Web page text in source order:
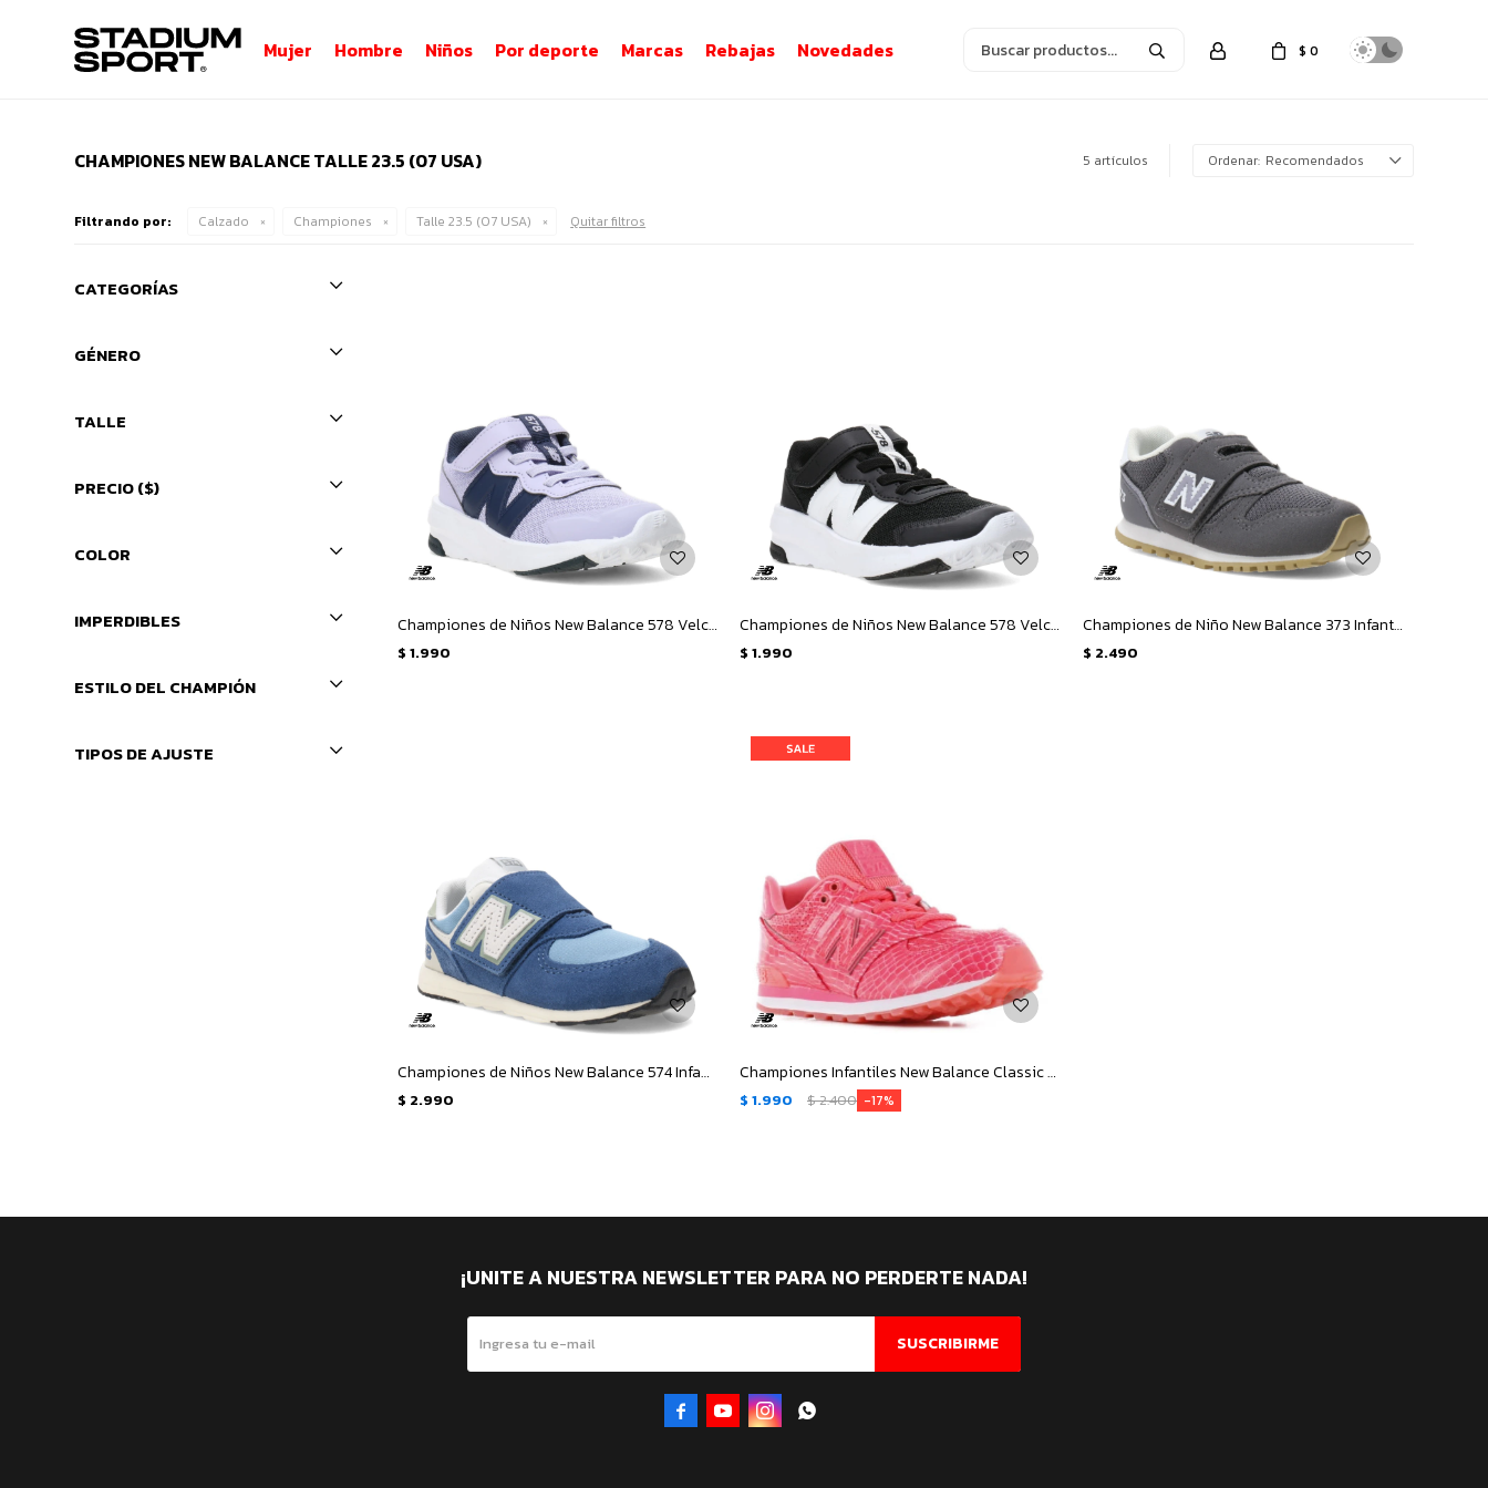
Mujer Hombre Niños Por deporte Marcas Rebajas Novedades $ 0
CHAMPIONES NEW BALANCE TALLE 23.5 (07 USA) 5 artículos Recomendados
Filtrando por: Calzado Championes Talle 23.5 (07 USA) Quitar filtros
Championes de Niños New Balance 578 Velcro Infantil - Lila - Azul Marino
$ 1.990
Championes de Niños New Balance 578 Velcro Infantil - Negro - Blanco
$ 1.990
Championes de Niño New Balance 373 Infant - Gris
$ 2.490
Championes de Niños New Balance 574 Infantil - Azul - Celeste
$ 2.990
Championes Infantiles New Balance Classic Traditionnels Jrs - Rosado Coral
$ 1.990 $2.400 17
CATEGORÍAS
GÉNERO
TALLE
PRECIO($)
COLOR
IMPERDIBLES
ESTILO DEL CHAMPIÓN
TIPOS DE AJUSTE
¡UNITE A NUESTRA NEWSLETTER PARA NO PERDERTE NADA!
SUSCRIBIRME
   